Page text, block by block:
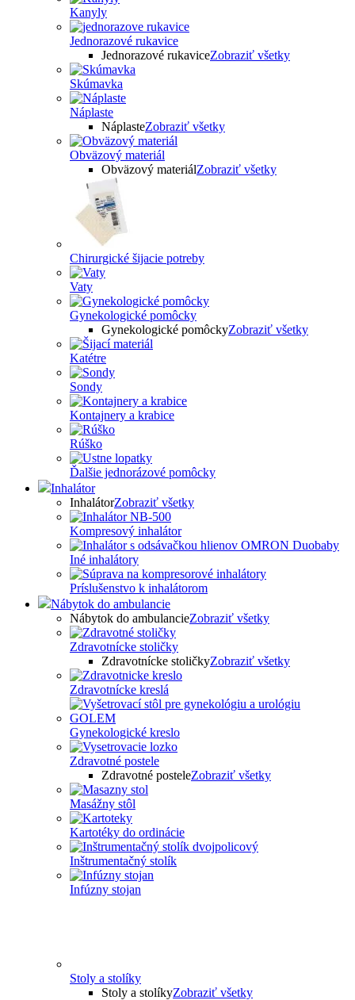
Kanyly
Jednorazové rukavice
Jednorazové rukaviceZobraziť všetky
Skúmavka
Náplaste
NáplasteZobraziť všetky
Obväzový materiál
Obväzový materiálZobraziť všetky
Chirurgické šijacie potreby
Vaty
Gynekologické pomôcky
Gynekologické pomôckyZobraziť všetky
Katétre
Sondy
Kontajnery a krabice
Rúško
Ďalšie jednorázové pomôcky
Inhalátor
InhalátorZobraziť všetky
Kompresový inhalátor
Iné inhalátory
Príslušenstvo k inhalátorom
Nábytok do ambulancie
Nábytok do ambulancieZobraziť všetky
Zdravotnícke stoličky
Zdravotnícke stoličkyZobraziť všetky
Zdravotnícke kreslá
Gynekologické kreslo
Zdravotné postele
Zdravotné posteleZobraziť všetky
Masážny stôl
Kartotéky do ordinácie
Inštrumentačný stolík
Infúzny stojan
Stoly a stolíky
Stoly a stolíkyZobraziť všetky